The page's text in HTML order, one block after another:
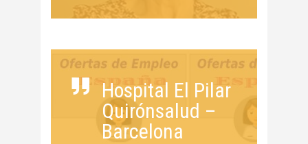
Hospital El Pilar
Quirónsalud –
Barcelona